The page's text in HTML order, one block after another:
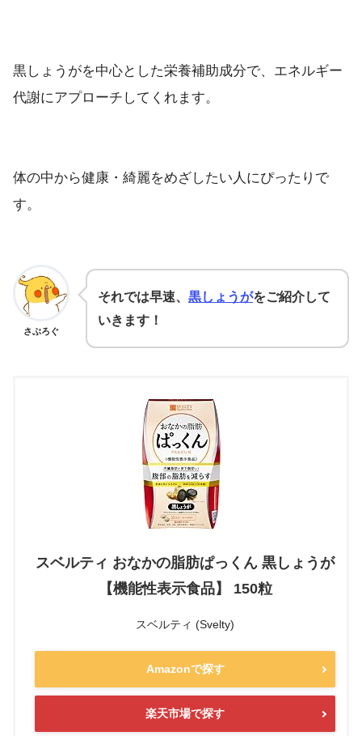
黒しょうがを中心とした栄養補助成分で、エネルギー
代謝にアプローチしてくれます。
体の中から健康・綺麗をめざしたい人にぴったりで
す。
さぶろぐ
それでは早速、 黒しょうがをご紹介して
いきます！
スベルティ おなかの脂肪ぱっくん 黒しょうが
【機能性表示食品】 150粒
スベルティ (Svelty)
Amazonで探す
楽天市場で探す